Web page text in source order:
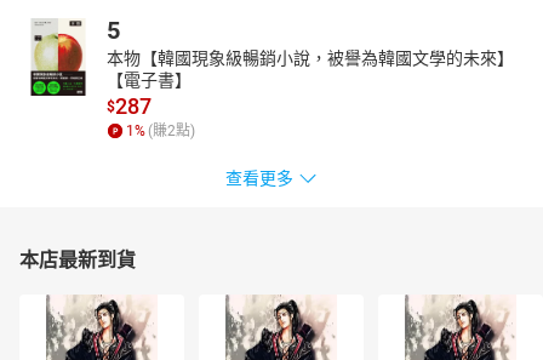
5
本物【韓國現象級暢銷小說，被譽為韓國文學的未來】
【電子書】
$287
1 % (賺2點)
查看更多
本店最新到貨